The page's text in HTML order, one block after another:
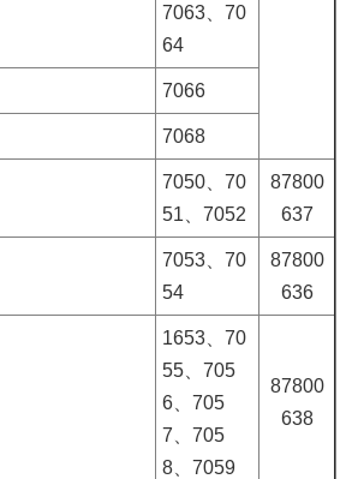
7063、70
64
7066
7068
7050、70
51、7052
87800
637
7053、70
54
87800
636
1653、70
55、705
6、705
7、705
8、7059
87800
638